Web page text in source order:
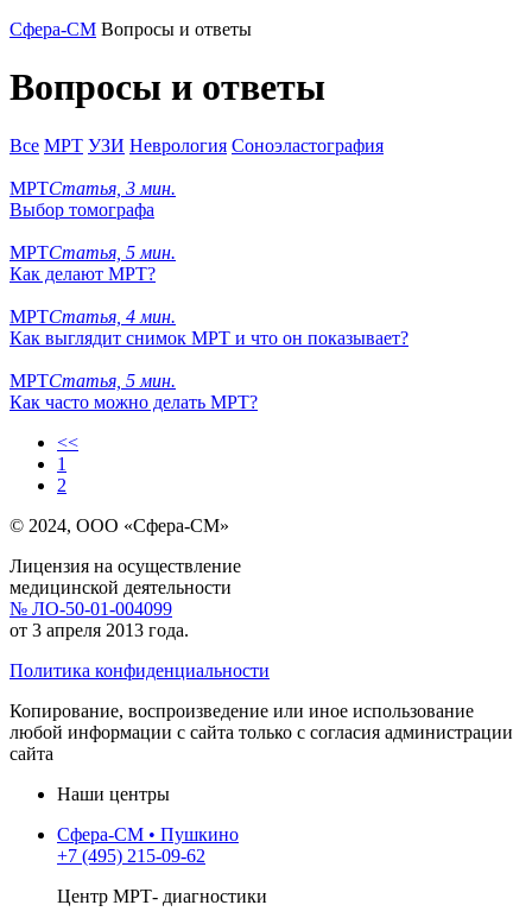
Сфера-СМ Вопросы и ответы
Вопросы и ответы
Все МРТ УЗИ Неврология Соноэластография
МРТСтатья, 3 мин.
Выбор томографа
МРТСтатья, 5 мин.
Как делают МРТ?
МРТСтатья, 4 мин.
Как выглядит снимок МРТ и что он показывает?
МРТСтатья, 5 мин.
Как часто можно делать МРТ?
<<
1
2
© 2024, ООО «Сфера-СМ»
Лицензия на осуществление
медицинской деятельности
№ ЛО-50-01-004099
от 3 апреля 2013 года.
Политика конфиденциальности
Копирование, воспроизведение или иное использование
любой информации с сайта только с согласия администрации
сайта
Наши центры
Сфера-СМ • Пушкино
+7 (495) 215-09-62
Центр МРТ- диагностики